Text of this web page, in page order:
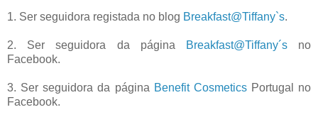
1. Ser seguidora registada no blog Breakfast@Tiffany`s.
2. Ser seguidora da página Breakfast@Tiffany´sno
Facebook.
3. Ser seguidora da página Benefit CosmeticsPortugal no
Facebook.